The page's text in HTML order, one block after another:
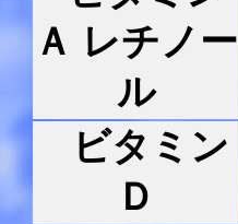
Ａ レチノー
ル
ビタミン
Ｄ